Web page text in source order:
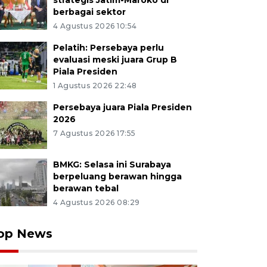
berbagai sektor
4 Agustus 2026 10:54
Pelatih: Persebaya perlu
evaluasi meski juara Grup B
Piala Presiden
1 Agustus 2026 22:48
Persebaya juara Piala Presiden
2026
7 Agustus 2026 17:55
BMKG: Selasa ini Surabaya
berpeluang berawan hingga
berawan tebal
4 Agustus 2026 08:29
News